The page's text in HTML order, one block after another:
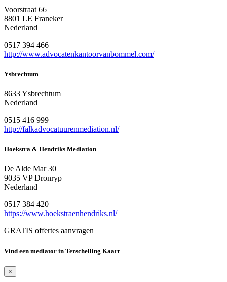
Voorstraat 66
8801 LE Franeker
Nederland
0517 394 466
http://www.advocatenkantoorvanbommel.com/
Ysbrechtum
8633 Ysbrechtum
Nederland
0515 416 999
http://falkadvocatuurenmediation.nl/
Hoekstra & Hendriks Mediation
De Alde Mar 30
9035 VP Dronryp
Nederland
0517 384 420
https://www.hoekstraenhendriks.nl/
GRATIS offertes aanvragen
Vind een mediator in Terschelling Kaart
×